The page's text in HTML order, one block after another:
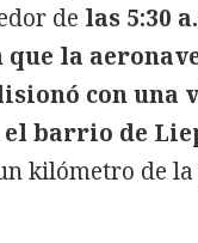
de las 5:30
que la
con una
el barrio de
kilómetro de